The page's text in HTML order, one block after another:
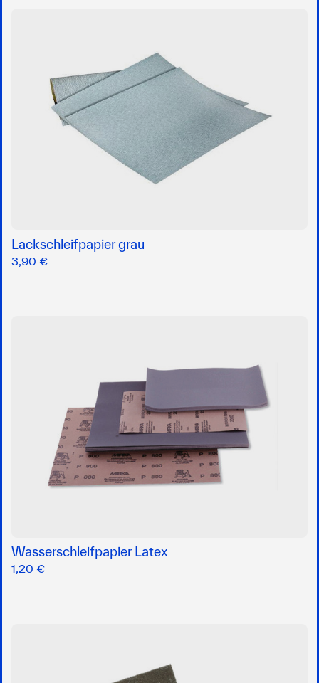
Lackschleifpapier grau
3,90 €
Wasserschleifpapier Latex
1,20 €